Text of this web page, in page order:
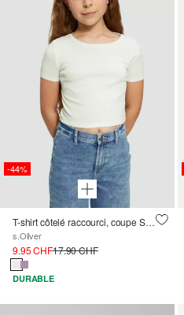
-44%
T-shirt côtelé raccourci, coupe Slim Fit
s.Oliver
9.95 CHF17.90 CHF
DURABLE